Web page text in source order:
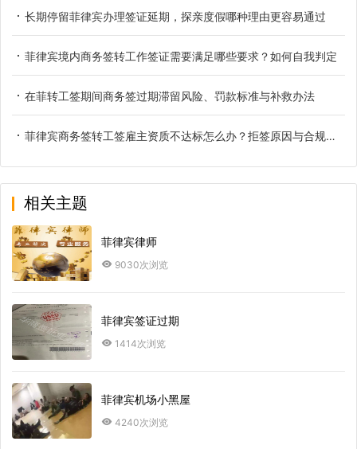
长期停留菲律宾办理签证延期，探亲度假哪种理由更容易通过
菲律宾境内商务签转工作签证需要满足哪些要求？如何自我判定
在菲转工签期间商务签过期滞留风险、罚款标准与补救办法
菲律宾商务签转工签雇主资质不达标怎么办？拒签原因与合规解决办法
相关主题
菲律宾律师
9030次浏览
菲律宾签证过期
1414次浏览
菲律宾机场小黑屋
4240次浏览